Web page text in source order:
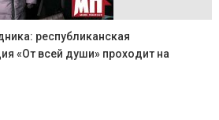
республиканская
«От всей души» проходит на